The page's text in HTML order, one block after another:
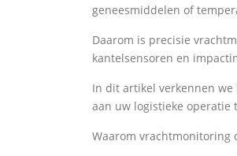
geneesmiddelen of
Daarom is precisie
kantelsensoren en
In dit artikel verkennen
aan uw logistieke operatie
Waarom vrachtmonitoring